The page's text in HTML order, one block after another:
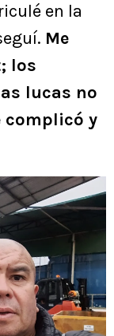
en la
Me
los
lucas no
complicó y